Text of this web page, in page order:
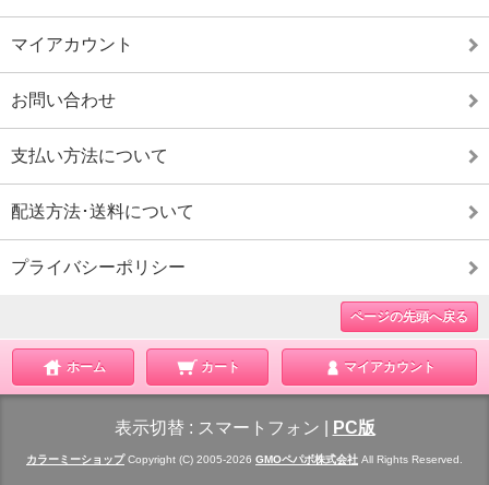
マイアカウント
お問い合わせ
支払い方法について
配送方法･送料について
プライバシーポリシー
ページの先頭へ戻る
ホーム カート マイアカウント
表示切替 : スマートフォン PC版
カラーミーショップCopyright (C) 2005-2026 GMOペパボ株式会社 All Rights Reserved.